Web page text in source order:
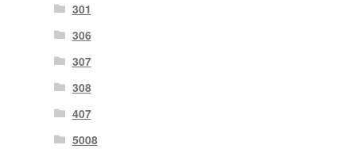
301
306
307
308
407
5008